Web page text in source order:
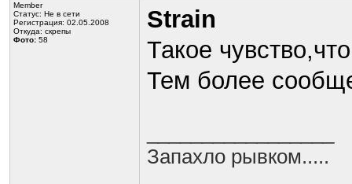
Member
Статус: Не в сети
Регистрация: 02.05.2008
Откуда: скрепы
Фото: 58
Strain
Такое
Тем более
Запахло рывком.....